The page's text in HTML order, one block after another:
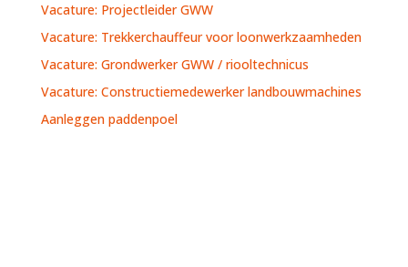
Vacature: Projectleider GWW
Vacature: Trekkerchauffeur voor loonwerkzaamheden
Vacature: Grondwerker GWW / riooltechnicus
Vacature: Constructiemedewerker landbouwmachines
Aanleggen paddenpoel